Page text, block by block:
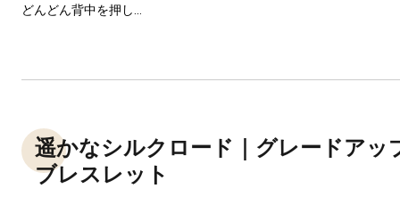
どんどん背中を押し...
遥かなシルクロード｜グレードアッ
ブレスレット